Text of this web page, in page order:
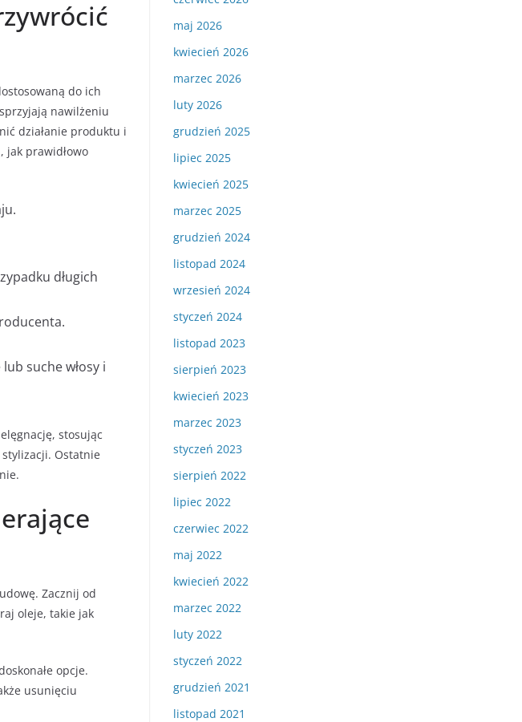
do ich
nawilżeniu
działanie produktu i
jak prawidłowo
długich
suche włosy i
stosując
Ostatnie
Zacznij od
oleje, takie jak
opcje.
usunięciu
maj 2026
kwiecień 2026
marzec 2026
luty 2026
grudzień 2025
lipiec 2025
kwiecień 2025
marzec 2025
grudzień 2024
listopad 2024
wrzesień 2024
styczeń 2024
listopad 2023
sierpień 2023
kwiecień 2023
marzec 2023
styczeń 2023
sierpień 2022
lipiec 2022
czerwiec 2022
maj 2022
kwiecień 2022
marzec 2022
luty 2022
styczeń 2022
grudzień 2021
listopad 2021